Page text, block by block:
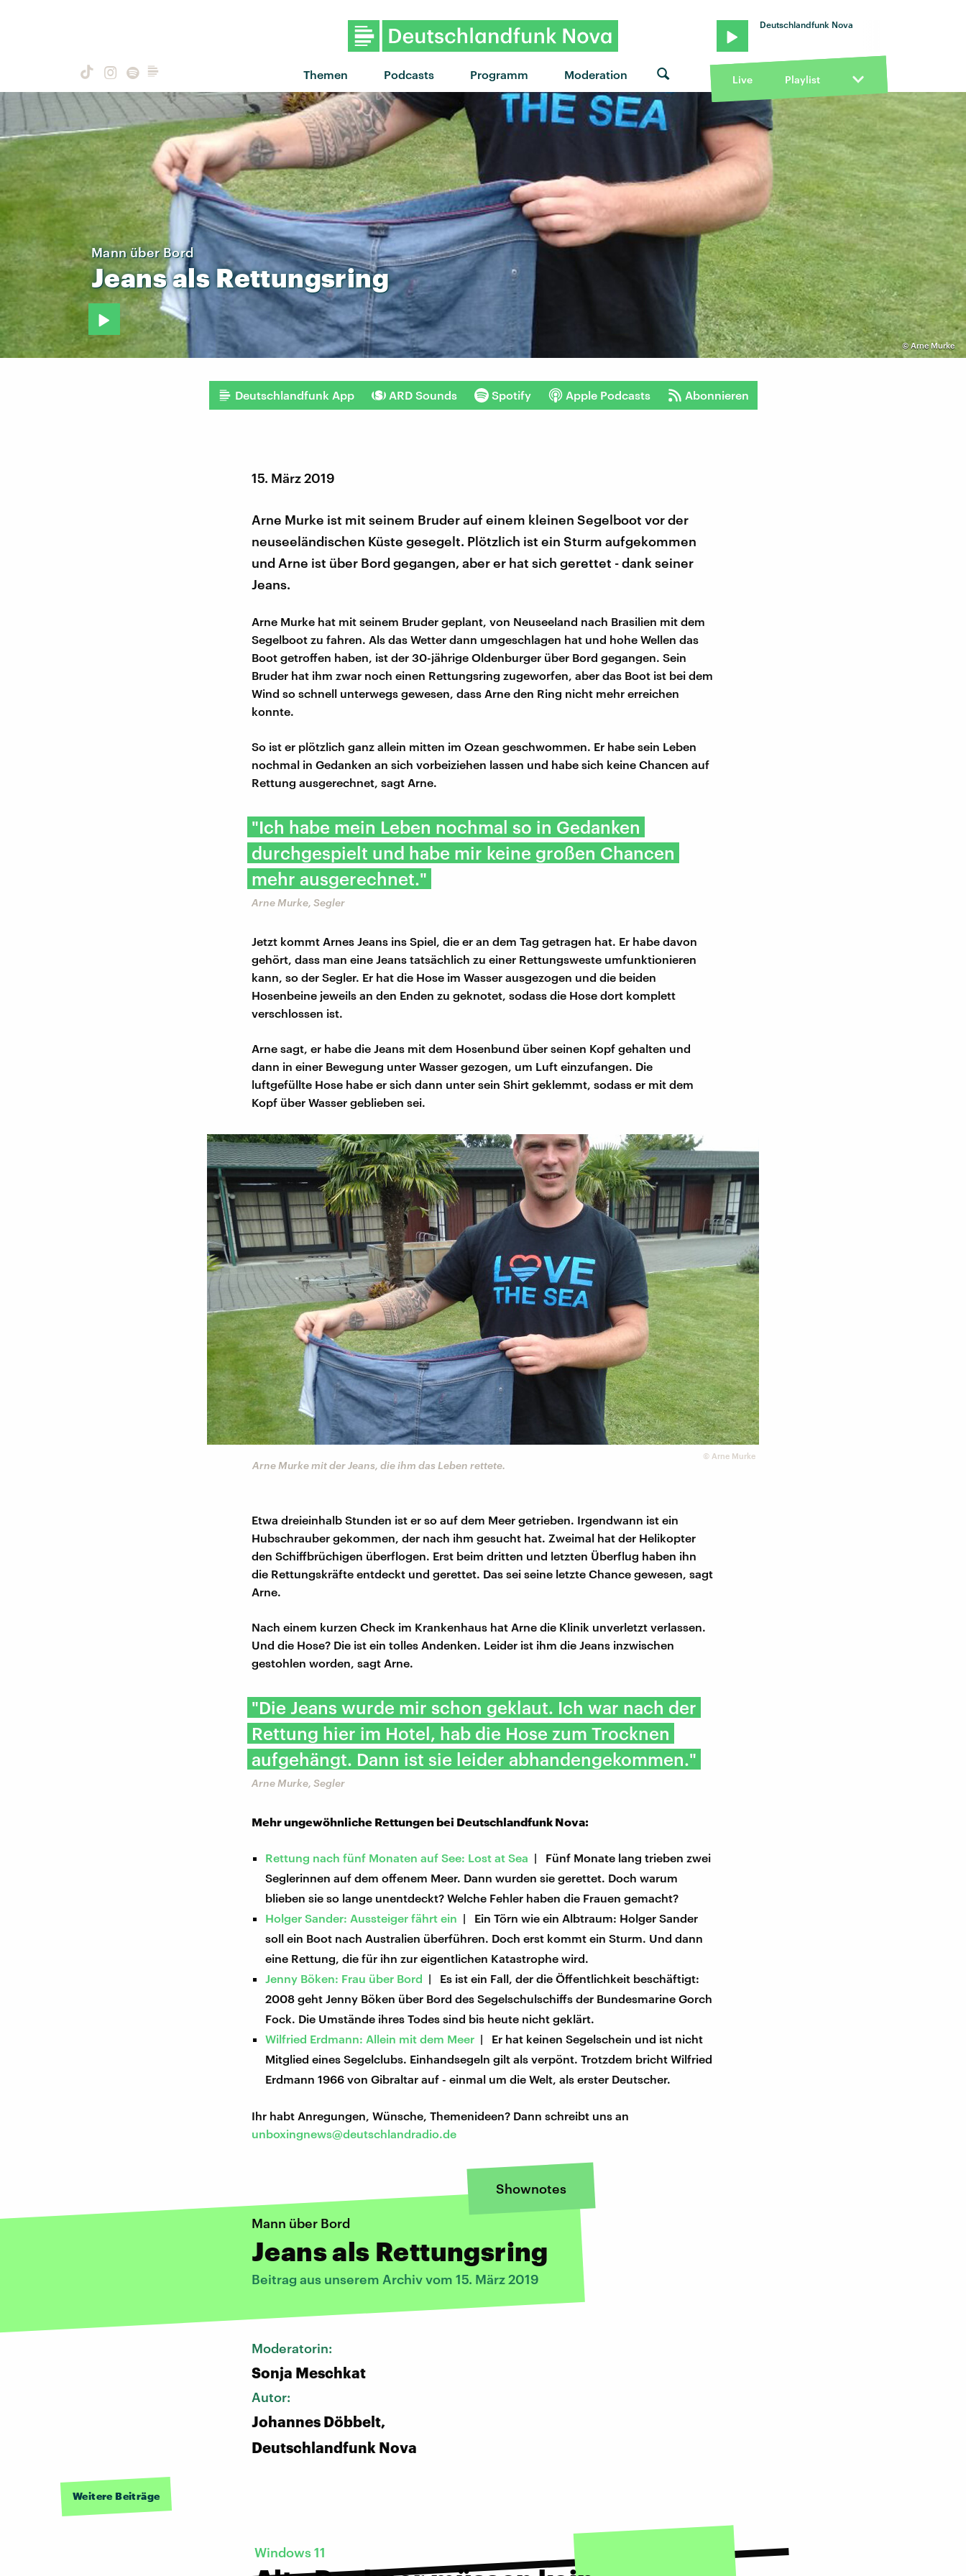
Themen Podcasts Programm Moderation
Deutschlandfunk Nova
Live Playlist
©Arne Murke
Mann über Bord
JeansalsRettungsring
Deutschlandfunk App ARD Sounds Spotify Apple Podcasts Abonnieren
15. März 2019
Arne Murke ist mit seinem Bruder auf einem kleinen Segelboot vor der
neuseeländischen Küste gesegelt. Plötzlich ist ein Sturm aufgekommen
und Arne ist über Bord gegangen, aber er hat sich gerettet - dank seiner
Jeans.
Arne Murke hat mit seinem Bruder geplant, von Neuseeland nach Brasilien mit dem
Segelboot zu fahren. Als das Wetter dann umgeschlagen hat und hohe Wellen das
Boot getroffen haben, ist der 30-jährige Oldenburger über Bord gegangen. Sein
Bruder hat ihm zwar noch einen Rettungsring zugeworfen, aber das Boot ist bei dem
Wind so schnell unterwegs gewesen, dass Arne den Ring nicht mehr erreichen
konnte.
So ist er plötzlich ganz allein mitten im Ozean geschwommen. Er habe sein Leben
nochmal in Gedanken an sich vorbeiziehen lassen und habe sich keine Chancen auf
Rettung ausgerechnet, sagt Arne.
"Ich habe mein Leben nochmal so in Gedanken
durchgespielt und habe mir keine großen Chancen
mehr ausgerechnet."
Arne Murke, Segler
Jetzt kommt Arnes Jeans ins Spiel, die er an dem Tag getragen hat. Er habe davon
gehört, dass man eine Jeans tatsächlich zu einer Rettungsweste umfunktionieren
kann, so der Segler. Er hat die Hose im Wasser ausgezogen und die beiden
Hosenbeine jeweils an den Enden zu geknotet, sodass die Hose dort komplett
verschlossen ist.
Arne sagt, er habe die Jeans mit dem Hosenbund über seinen Kopf gehalten und
dann in einer Bewegung unter Wasser gezogen, um Luft einzufangen. Die
luftgefüllte Hose habe er sich dann unter sein Shirt geklemmt, sodass er mit dem
Kopf über Wasser geblieben sei.
© Arne Murke
Arne Murke mit der Jeans, die ihm das Leben rettete.
Etwa dreieinhalb Stunden ist er so auf dem Meer getrieben. Irgendwann ist ein
Hubschrauber gekommen, der nach ihm gesucht hat. Zweimal hat der Helikopter
den Schiffbrüchigen überflogen. Erst beim dritten und letzten Überflug haben ihn
die Rettungskräfte entdeckt und gerettet. Das sei seine letzte Chance gewesen, sagt
Arne.
Nach einem kurzen Check im Krankenhaus hat Arne die Klinik unverletzt verlassen.
Und die Hose? Die ist ein tolles Andenken. Leider ist ihm die Jeans inzwischen
gestohlen worden, sagt Arne.
"Die Jeans wurde mir schon geklaut. Ich war nach der
Rettung hier im Hotel, hab die Hose zum Trocknen
aufgehängt. Dann ist sie leider abhandengekommen."
Arne Murke, Segler
Mehr ungewöhnliche Rettungen bei Deutschlandfunk Nova:
Rettung nach fünf Monaten auf See: Lost at Sea | Fünf Monate lang trieben zwei
Seglerinnen auf dem offenem Meer. Dann wurden sie gerettet. Doch warum
blieben sie so lange unentdeckt? Welche Fehler haben die Frauen gemacht?
Holger Sander: Aussteiger fährt ein | Ein Törn wie ein Albtraum: Holger Sander
soll ein Boot nach Australien überführen. Doch erst kommt ein Sturm. Und dann
eine Rettung, die für ihn zur eigentlichen Katastrophe wird.
Jenny Böken: Frau über Bord | Es ist ein Fall, der die Öffentlichkeit beschäftigt:
2008 geht Jenny Böken über Bord des Segelschulschiffs der Bundesmarine Gorch
Fock. Die Umstände ihres Todes sind bis heute nicht geklärt.
Wilfried Erdmann: Allein mit dem Meer | Er hat keinen Segelschein und ist nicht
Mitglied eines Segelclubs. Einhandsegeln gilt als verpönt. Trotzdem bricht Wilfried
Erdmann 1966 von Gibraltar auf - einmal um die Welt, als erster Deutscher.
Ihr habt Anregungen, Wünsche, Themenideen? Dann schreibt uns an
unboxingnews@deutschlandradio.de
Shownotes
Mann über Bord
Jeans als Rettungsring
Beitrag aus unserem Archiv vom 15. März 2019
Moderatorin:
Sonja Meschkat
Autor:
Johannes Döbbelt,
Deutschlandfunk Nova
Weitere Beiträge
Windows 11